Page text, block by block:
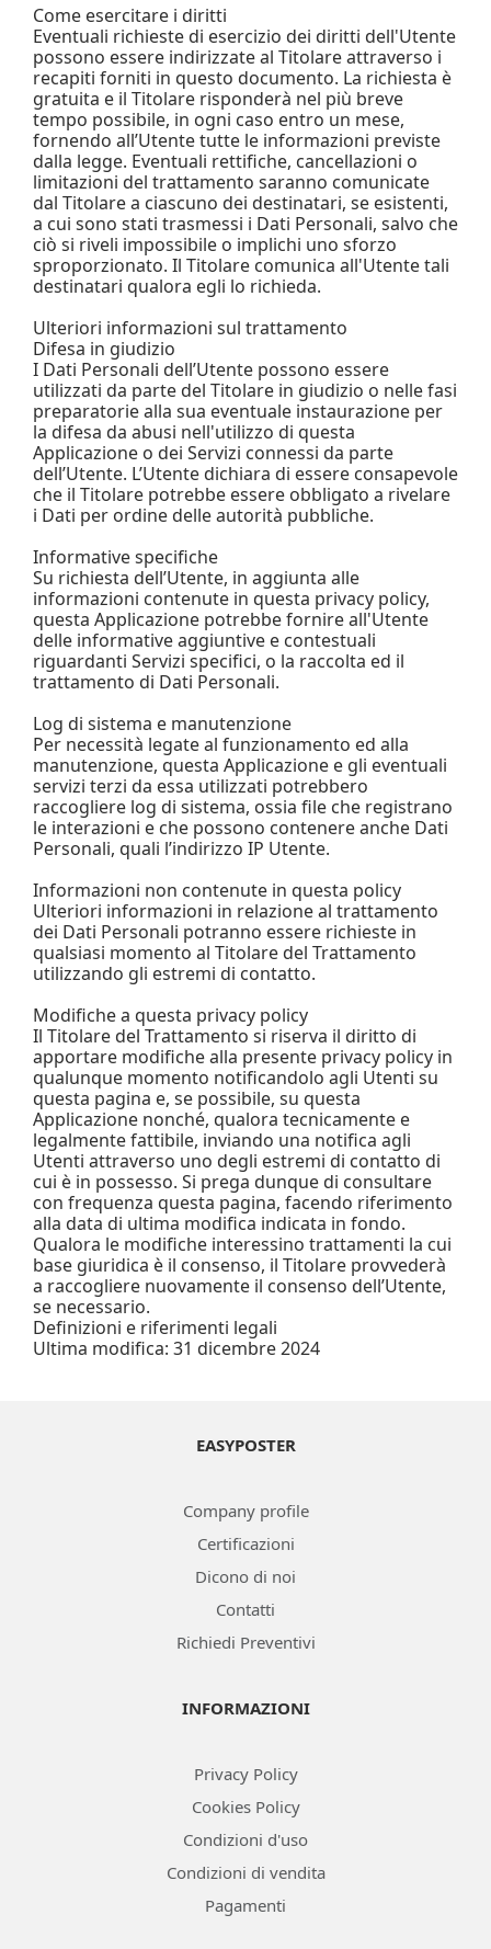
Come esercitare i diritti
Eventuali richieste di esercizio dei diritti dell'Utente
possono essere indirizzate al Titolare attraverso i
recapiti forniti in questo documento. La richiesta è
gratuita e il Titolare risponderà nel più breve
tempo possibile, in ogni caso entro un mese,
fornendo all’Utente tutte le informazioni previste
dalla legge. Eventuali rettifiche, cancellazioni o
limitazioni del trattamento saranno comunicate
dal Titolare a ciascuno dei destinatari, se esistenti,
a cui sono stati trasmessi i Dati Personali, salvo che
ciò si riveli impossibile o implichi uno sforzo
sproporzionato. Il Titolare comunica all'Utente tali
destinatari qualora egli lo richieda.
Ulteriori informazioni sul trattamento
Difesa in giudizio
I Dati Personali dell’Utente possono essere
utilizzati da parte del Titolare in giudizio o nelle fasi
preparatorie alla sua eventuale instaurazione per
la difesa da abusi nell'utilizzo di questa
Applicazione o dei Servizi connessi da parte
dell’Utente. L’Utente dichiara di essere consapevole
che il Titolare potrebbe essere obbligato a rivelare
i Dati per ordine delle autorità pubbliche.
Informative specifiche
Su richiesta dell’Utente, in aggiunta alle
informazioni contenute in questa privacy policy,
questa Applicazione potrebbe fornire all'Utente
delle informative aggiuntive e contestuali
riguardanti Servizi specifici, o la raccolta ed il
trattamento di Dati Personali.
Log di sistema e manutenzione
Per necessità legate al funzionamento ed alla
manutenzione, questa Applicazione e gli eventuali
servizi terzi da essa utilizzati potrebbero
raccogliere log di sistema, ossia file che registrano
le interazioni e che possono contenere anche Dati
Personali, quali l’indirizzo IP Utente.
Informazioni non contenute in questa policy
Ulteriori informazioni in relazione al trattamento
dei Dati Personali potranno essere richieste in
qualsiasi momento al Titolare del Trattamento
utilizzando gli estremi di contatto.
Modifiche a questa privacy policy
Il Titolare del Trattamento si riserva il diritto di
apportare modifiche alla presente privacy policy in
qualunque momento notificandolo agli Utenti su
questa pagina e, se possibile, su questa
Applicazione nonché, qualora tecnicamente e
legalmente fattibile, inviando una notifica agli
Utenti attraverso uno degli estremi di contatto di
cui è in possesso. Si prega dunque di consultare
con frequenza questa pagina, facendo riferimento
alla data di ultima modifica indicata in fondo.
Qualora le modifiche interessino trattamenti la cui
base giuridica è il consenso, il Titolare provvederà
a raccogliere nuovamente il consenso dell’Utente,
se necessario.
Definizioni e riferimenti legali
Ultima modifica: 31 dicembre 2024
EASYPOSTER
Company profile
Certificazioni
Dicono di noi
Contatti
Richiedi Preventivi
INFORMAZIONI
Privacy Policy
Cookies Policy
Condizioni d'uso
Condizioni di vendita
Pagamenti